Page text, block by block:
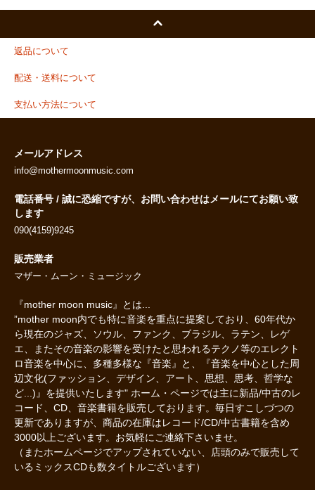
返品について
配送・送料について
支払い方法について
メールアドレス
info@mothermoonmusic.com
電話番号 / 誠に恐縮ですが、お問い合わせはメールにてお願い致
します
090(4159)9245
販売業者
マザー・ムーン・ミュージック
『mother moon music』とは...
”mother moon内でも特に音楽を重点に提案しており、60年代か
ら現在のジャズ、ソウル、ファンク、ブラジル、ラテン、レゲ
エ、またその音楽の影響を受けたと思われるテクノ等のエレクト
ロ音楽を中心に、多種多様な『音楽』と、『音楽を中心とした周
辺文化(ファッション、デザイン、アート、思想、思考、哲学な
ど...)』を提供いたします" ホーム・ページでは主に新品/中古のレ
コード、CD、音楽書籍を販売しております。毎日すこしづつの
更新でありますが、商品の在庫はレコード/CD/中古書籍を含め
3000以上ございます。お気軽にご連絡下さいませ。
（またホームページでアップされていない、店頭のみで販売して
いるミックスCDも数タイトルございます）